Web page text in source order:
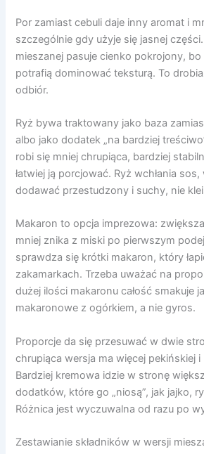
Por zamiast cebuli daje inny aromat i
szczególnie gdy użyje się jasnej części.
mieszanej pasuje cienko pokrojony, bo
potrafią dominować teksturą. To
odbiór.
Ryż bywa traktowany jako baza
albo jako dodatek „na bardziej
robi się mniej chrupiąca, bardziej
łatwiej ją porcjować. Ryż wchłania
dodawać przestudzony i suchy, nie
Makaron to opcja imprezowa:
mniej znika z miski po pierwszym
sprawdza się krótki makaron, który
zakamarkach. Trzeba uważać na
dużej ilości makaronu całość smakuje
makaronowe z ogórkiem, a nie gyros.
Proporcje da się przesuwać w dwie
chrupiąca wersja ma więcej pekińskiej
Bardziej kremowa idzie w stronę
dodatków, które go „niosą”, jak jajko,
Różnica jest wyczuwalna od razu po
Zestawianie składników w wersji